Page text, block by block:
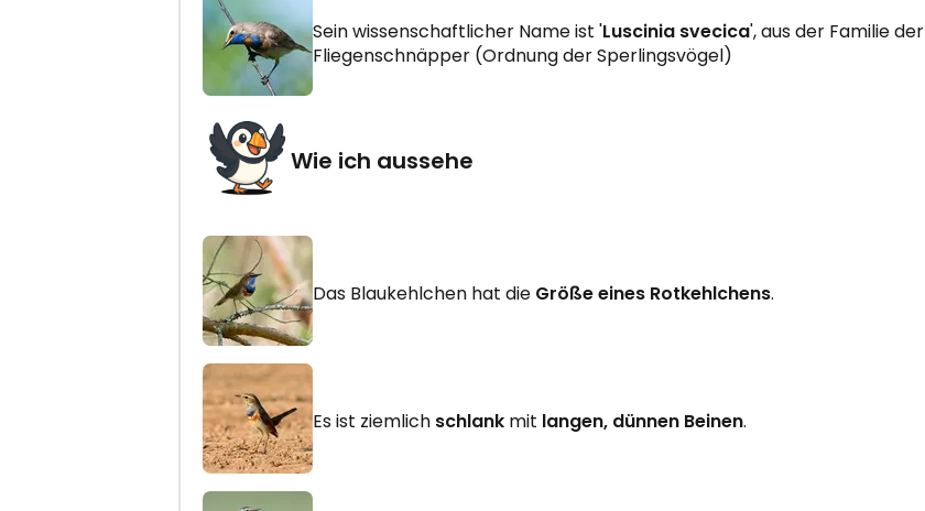
Sein wissenschaftlicher Name ist 'Luscinia svecica', aus der Familie der
Fliegenschnäpper (Ordnung der Sperlingsvögel)
Wie ich aussehe
Das Blaukehlchen hat die Größe eines Rotkehlchens.
Es ist ziemlich schlank mit langen, dünnen Beinen.
LOS GEHT'S!